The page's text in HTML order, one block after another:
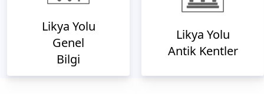
Likya Yolu
Genel
Bilgi
Likya Yolu
Antik Kentler